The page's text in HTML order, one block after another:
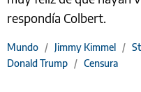
respondía Colbert.
Mundo / Jimmy Kimmel /
Donald Trump / Censura